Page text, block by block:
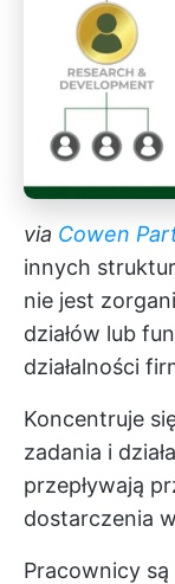
via Cowen
innych
nie jest
działów lub
działalności
Koncentruje
zadania i
przepływają
dostarczenia
Pracownicy